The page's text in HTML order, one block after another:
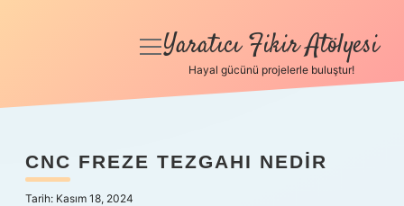
Anasayfa
Yasal Uyarı
menüyü
Yaratıcı Fikir Atölyesi
Hayal gücünü projelerle buluştur!
CNC FREZE TEZGAHI NEDIR
Tarih: Kasım 18, 2024